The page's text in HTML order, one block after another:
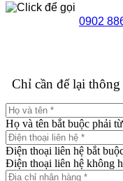
0902
Chỉ cần để lại
Họ và tên bắt buộc phải
Điện thoại liên hệ bắt
Điện thoại liên hệ không